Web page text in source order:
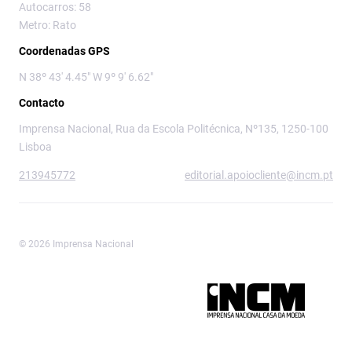
Autocarros: 58
Metro: Rato
Coordenadas GPS
N 38º 43' 4.45" W 9º 9' 6.62"
Contacto
Imprensa Nacional, Rua da Escola Politécnica, Nº135, 1250-100
Lisboa
213945772 editorial.apoiocliente@incm.pt
© 2026 Imprensa Nacional